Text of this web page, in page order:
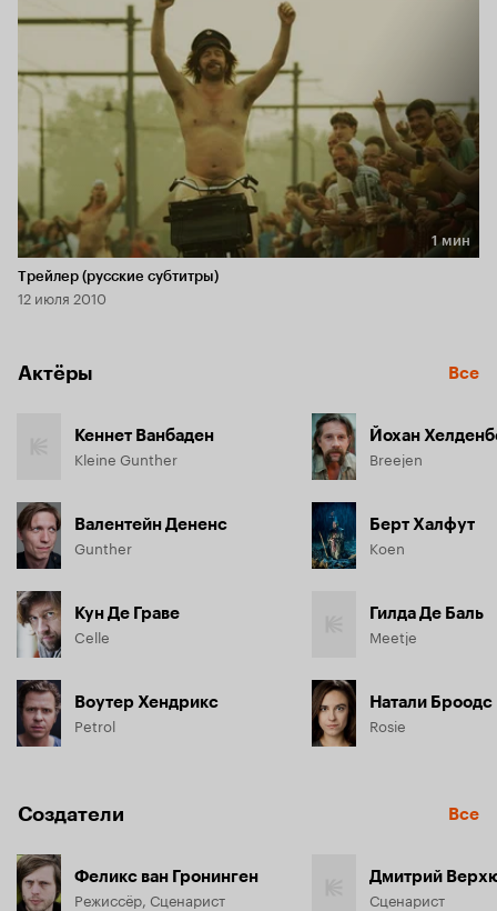
Длительность 1 мин
1 мин
Трейлер (русские субтитры)
12 июля 2010
Актёры Все
Кеннет Ванбаден
Kleine Gunther
Валентейн Дененс
Gunther
Кун Де Граве
Celle
Воутер Хендрикс
Petrol
Йохан
Breejen
Берт Халфут
Koen
Гилда Де Баль
Meetje
Натали Броодс
Rosie
Создатели Все
Феликс ван Гронинген
Режиссёр, Сценарист
Дмитрий
Сценарист